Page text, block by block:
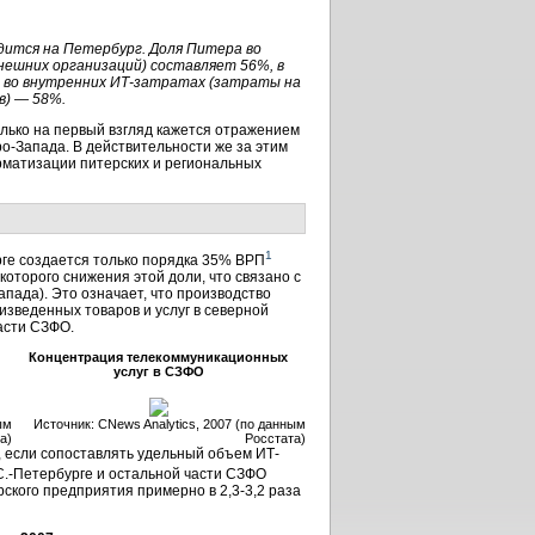
на Петербург. Доля Питера во
организаций) составляет 56%, в
внутренних ИТ-затратах (затраты на
— 58%.
на первый взгляд кажется отражением
Запада. В действительности же за этим
питерских и региональных
создается только порядка 35% ВРП 1
снижения этой доли, что связано с
Это означает, что производство
товаров и услуг в cеверной
СЗФО.
Концентрация телекоммуникационных
услуг в СЗФО
Источник: CNews Analytics, 2007 (по данным
Росстата)
сопоставлять удельный объем ИТ-
Петербурге и остальной части СЗФО
предприятия примерно в 2,3-3,2 раза